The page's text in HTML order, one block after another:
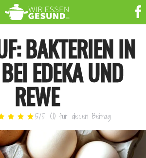
BAKTERIEN IN
EDEKA UND
REWE
5/5 (1) für diesen Beitrag